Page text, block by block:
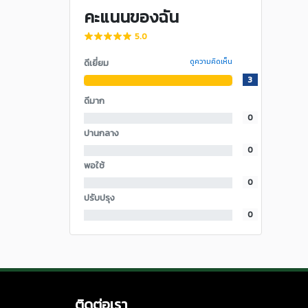
คะแนนของฉัน
5.0
ดีเยี่ยม ดูความคิดเห็น
3
ดีมาก
0
ปานกลาง
0
พอใช้
0
ปรับปรุง
0